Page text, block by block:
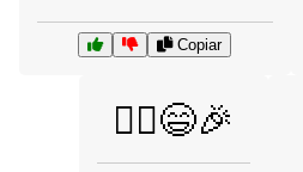
Copiar
👯‍♀️😄🎉